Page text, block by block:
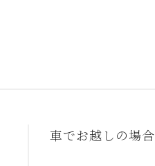
車でお越しの場合